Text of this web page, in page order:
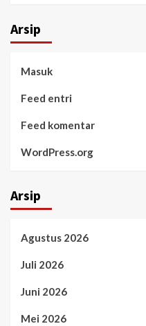
Arsip
Masuk
Feed entri
Feed komentar
WordPress.org
Arsip
Agustus 2026
Juli 2026
Juni 2026
Mei 2026